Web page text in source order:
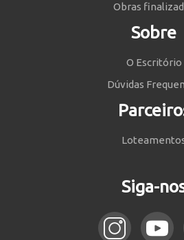
Obras
Sobre
O Escritório
Dúvidas
Siga-